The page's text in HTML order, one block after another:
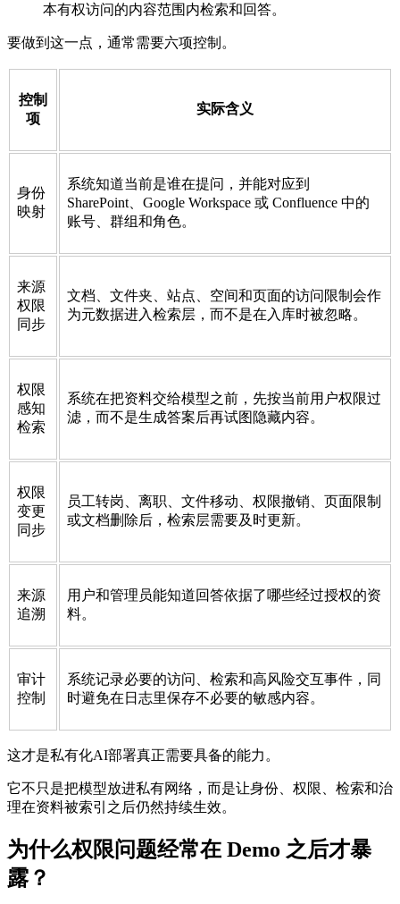
本有权访问的内容范围内检索和回答。
要做到这一点，通常需要六项控制。
控制
项
实际含义
身份
映射
系统知道当前是谁在提问，并能对应到
SharePoint、Google Workspace 或 Confluence 中的
账号、群组和角色。
来源
权限
同步
文档、文件夹、站点、空间和页面的访问限制会作
为元数据进入检索层，而不是在入库时被忽略。
权限
感知
检索
系统在把资料交给模型之前，先按当前用户权限过
滤，而不是生成答案后再试图隐藏内容。
权限
变更
同步
员工转岗、离职、文件移动、权限撤销、页面限制
或文档删除后，检索层需要及时更新。
来源
追溯
用户和管理员能知道回答依据了哪些经过授权的资
料。
审计
控制
系统记录必要的访问、检索和高风险交互事件，同
时避免在日志里保存不必要的敏感内容。
这才是私有化AI部署真正需要具备的能力。
它不只是把模型放进私有网络，而是让身份、权限、检索和治
理在资料被索引之后仍然持续生效。
为什么权限问题经常在 Demo 之后才暴
露？